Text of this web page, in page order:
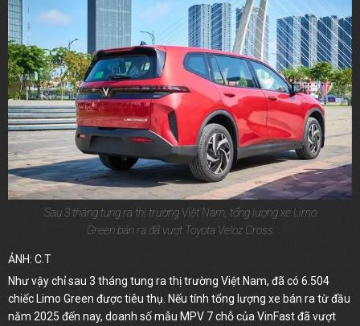
Sau 3 tháng tung ra thị trường Việt Nam, tổng lượng xe Limo
Green bán ra đã vượt Toyota Veloz Cross
ẢNH: C.T
Như vậy chỉ sau 3 tháng tung ra thị trường Việt Nam, đã có 6.504
chiếc Limo Green được tiêu thụ. Nếu tính tổng lượng xe bán ra từ đầu
năm 2025 đến nay, doanh số mẫu MPV 7 chỗ của VinFast đã vượt